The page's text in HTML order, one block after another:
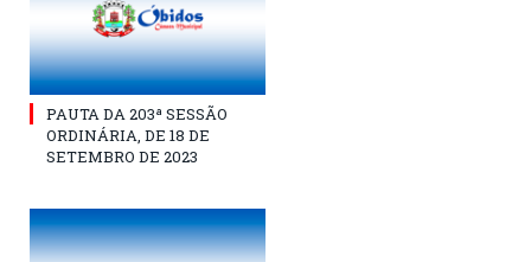
PAUTA DA 203ª SESSÃO
ORDINÁRIA, DE 18 DE
SETEMBRO DE 2023